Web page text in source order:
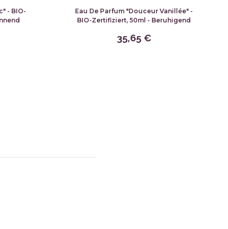
- BIO-
Eau De Parfum "Douceur Vanillée" -
BIO-Zertifiziert, 50ml - Beruhigend
35,65 €